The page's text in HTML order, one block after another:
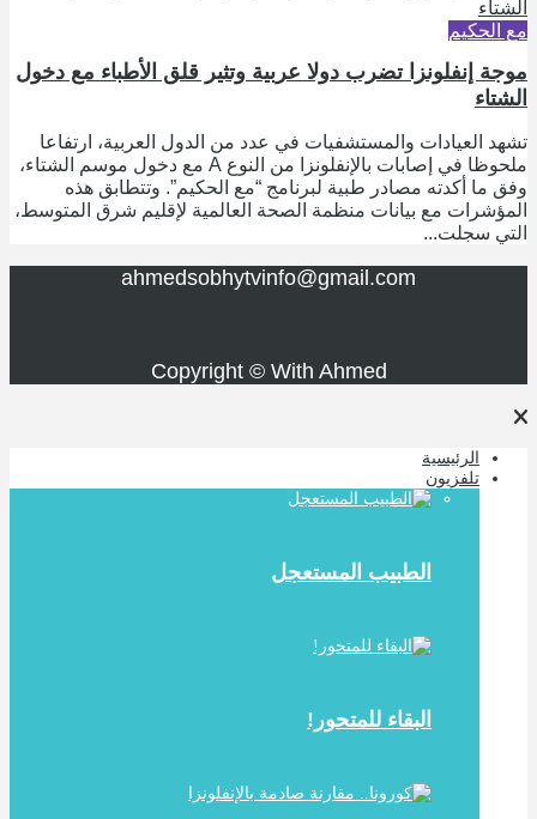
مع الحكيم
موجة إنفلونزا تضرب دولا عربية وتثير قلق الأطباء مع دخول
الشتاء
تشهد العيادات والمستشفيات في عدد من الدول العربية، ارتفاعا
ملحوظا في إصابات بالإنفلونزا من النوع A مع دخول موسم الشتاء،
وفق ما أكدته مصادر طبية لبرنامج “مع الحكيم”. وتتطابق هذه
المؤشرات مع بيانات منظمة الصحة العالمية لإقليم شرق المتوسط،
التي سجلت...
ahmedsobhytvinfo@gmail.com
Copyright © With Ahmed
الرئيسية
تلفزيون
الطبيب المستعجل
البقاء للمتحور!